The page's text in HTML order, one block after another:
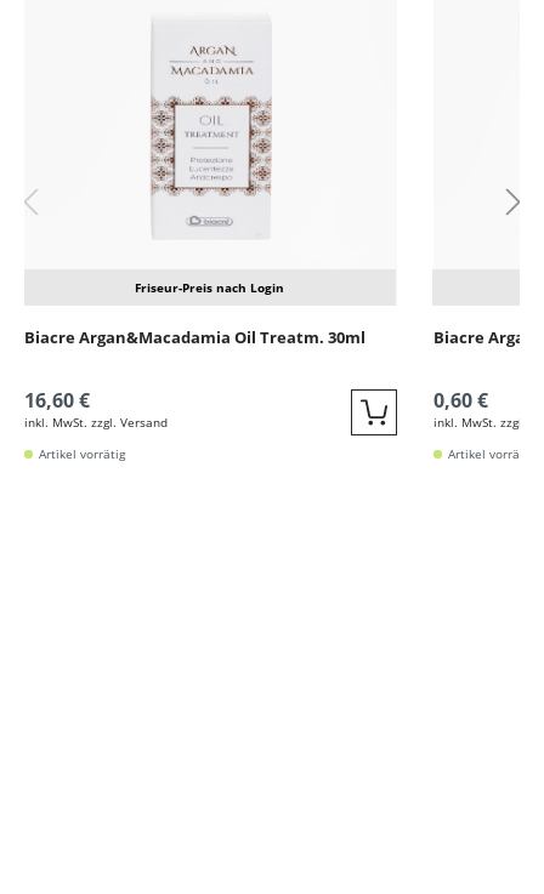
Friseur-Preis nach Login
Biacre Argan&Macadamia Oil Treatm. 30ml
16,60 €
inkl. MwSt. zzgl. Versand Quickbuy
Artikel vorrätig
Biacre
0,60 €
inkl. MwSt. zzgl.
Artikel vorrätig